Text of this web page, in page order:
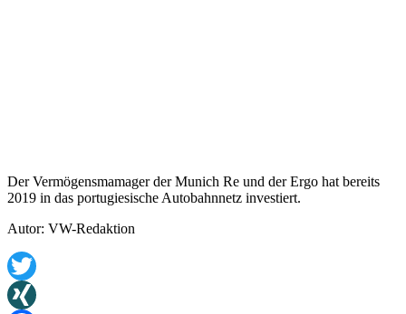
Der Vermögensmamager der Munich Re und der Ergo hat bereits
2019 in das portugiesische Autobahnnetz investiert.
Autor: VW-Redaktion
Twitter